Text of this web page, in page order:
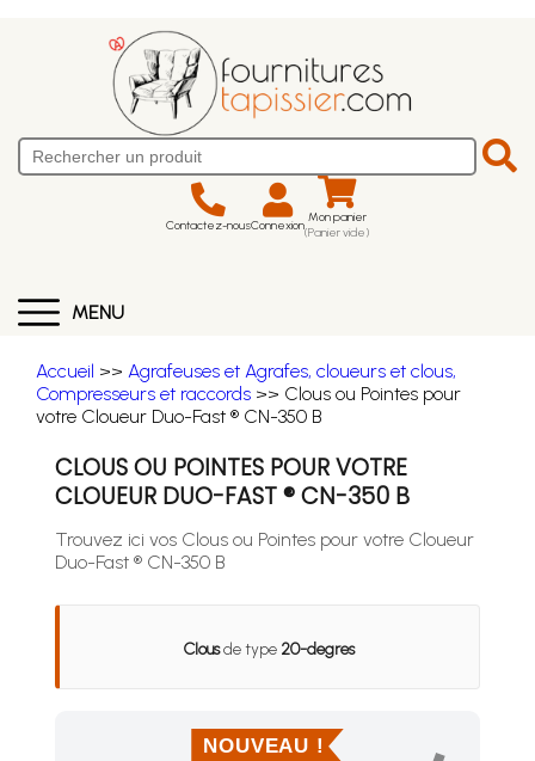
Contactez-nousConnexion Mon panier
(Panier vide)
MENU
Accueil >> Agrafeuses et Agrafes, cloueurs et clous,
Compresseurs et raccords >> Clous ou Pointes pour
votre Cloueur Duo-Fast ® CN-350 B
CLOUS OU POINTES POUR VOTRE
CLOUEUR DUO-FAST ® CN-350 B
Trouvez ici vos Clous ou Pointes pour votre Cloueur
Duo-Fast ® CN-350 B
Clousde type 20-degres
NOUVEAU !